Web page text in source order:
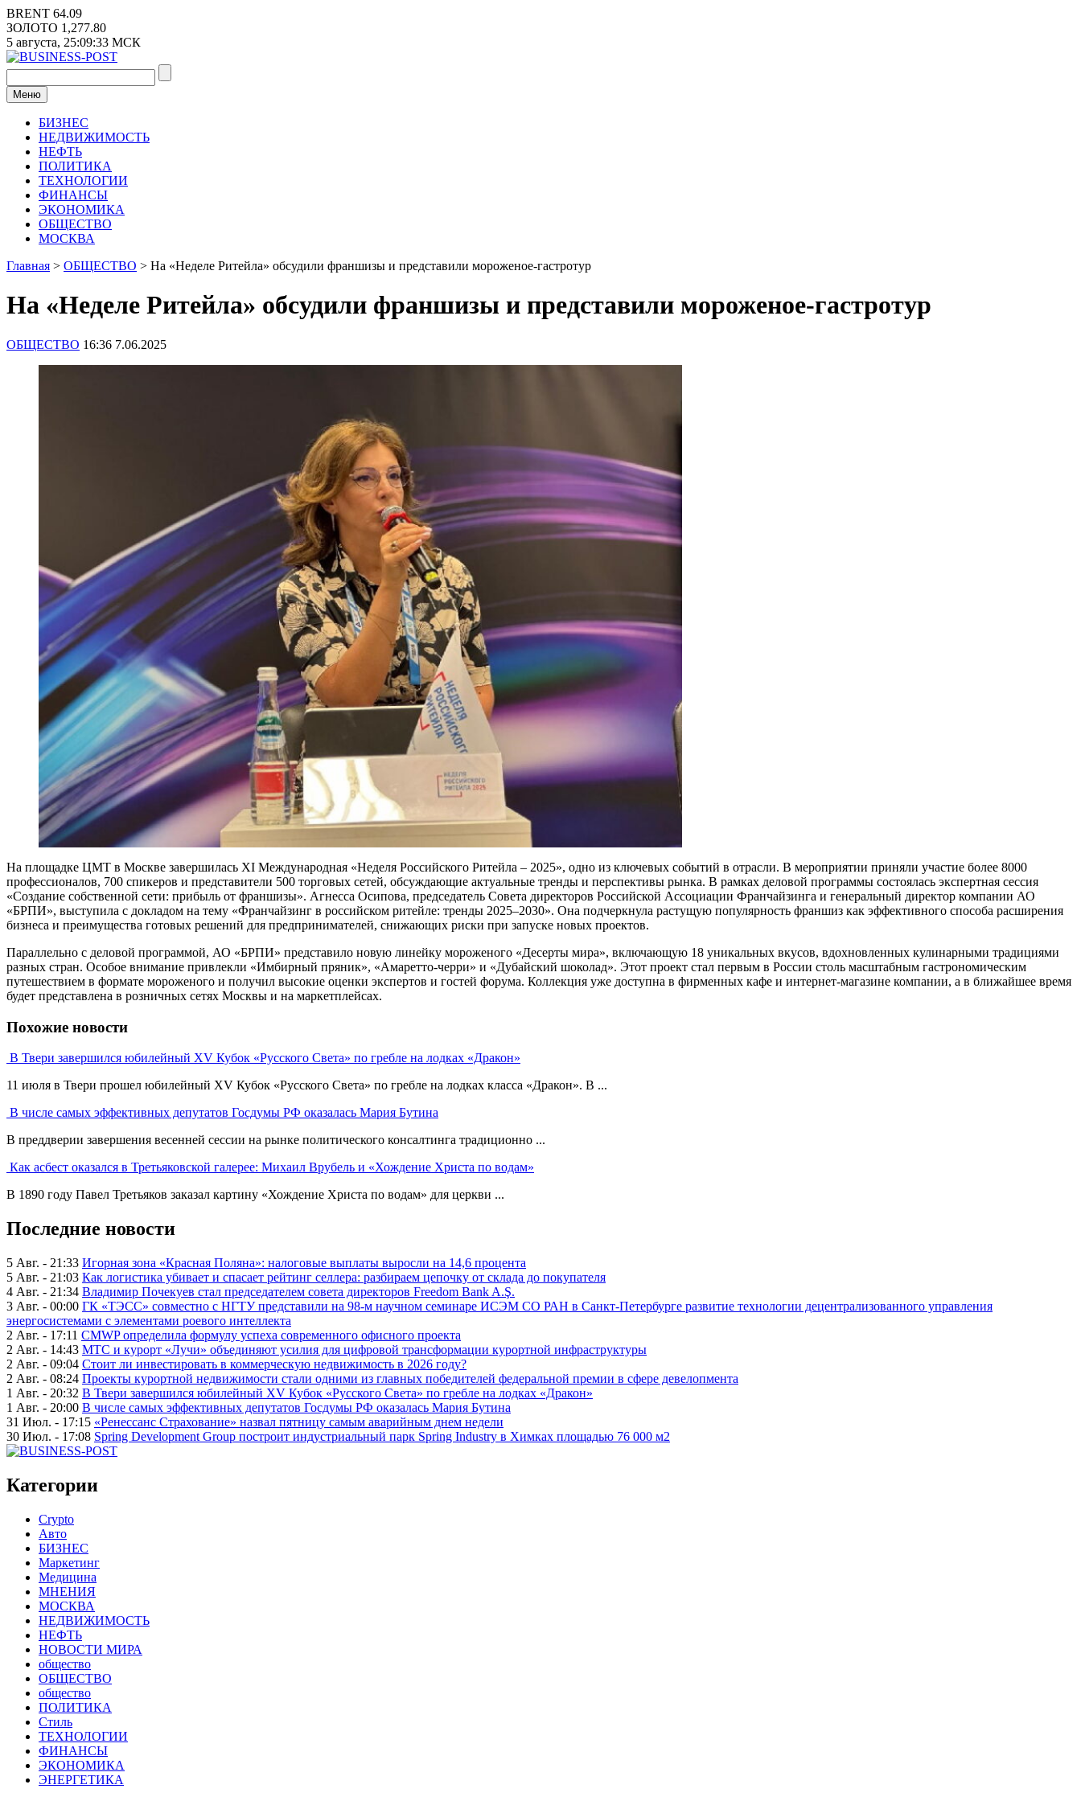
Перейти
к
содержимому
BRENT 64.09
ЗОЛОТО 1,277.80
5 августа, 25:09:34 МСК
Меню
БИЗНЕС
НЕДВИЖИМОСТЬ
НЕФТЬ
ПОЛИТИКА
ТЕХНОЛОГИИ
ФИНАНСЫ
ЭКОНОМИКА
ОБЩЕСТВО
МОСКВА
Главная > ОБЩЕСТВО > На «Неделе Ритейла» обсудили франшизы и представили мороженое-гастротур
На «Неделе Ритейла» обсудили франшизы и представили мороженое-гастротур
ОБЩЕСТВО 16:36 7.06.2025
На площадке ЦМТ в Москве завершилась XI Международная «Неделя Российского Ритейла – 2025», одно из ключевых событий в отрасли. В мероприятии приняли участие более 8000
профессионалов, 700 спикеров и представители 500 торговых сетей, обсуждающие актуальные тренды и перспективы рынка. В рамках деловой программы состоялась экспертная сессия
«Создание собственной сети: прибыль от франшизы». Агнесса Осипова, председатель Совета директоров Российской Ассоциации Франчайзинга и генеральный директор компании АО
«БРПИ», выступила с докладом на тему «Франчайзинг в российском ритейле: тренды 2025–2030». Она подчеркнула растущую популярность франшиз как эффективного способа расширения
бизнеса и преимущества готовых решений для предпринимателей, снижающих риски при запуске новых проектов.
Параллельно с деловой программой, АО «БРПИ» представило новую линейку мороженого «Десерты мира», включающую 18 уникальных вкусов, вдохновленных кулинарными традициями
разных стран. Особое внимание привлекли «Имбирный пряник», «Амаретто-черри» и «Дубайский шоколад». Этот проект стал первым в России столь масштабным гастрономическим
путешествием в формате мороженого и получил высокие оценки экспертов и гостей форума. Коллекция уже доступна в фирменных кафе и интернет-магазине компании, а в ближайшее время
будет представлена в розничных сетях Москвы и на маркетплейсах.
Похожие новости
В Твери завершился юбилейный XV Кубок «Русского Света» по гребле на лодках «Дракон»
11 июля в Твери прошел юбилейный XV Кубок «Русского Света» по гребле на лодках класса «Дракон». В ...
В числе самых эффективных депутатов Госдумы РФ оказалась Мария Бутина
В преддверии завершения весенней сессии на рынке политического консалтинга традиционно ...
Как асбест оказался в Третьяковской галерее: Михаил Врубель и «Хождение Христа по водам»
В 1890 году Павел Третьяков заказал картину «Хождение Христа по водам» для церкви ...
Последние новости
5 Авг. - 21:33 Игорная зона «Красная Поляна»: налоговые выплаты выросли на 14,6 процента
5 Авг. - 21:03 Как логистика убивает и спасает рейтинг селлера: разбираем цепочку от склада до покупателя
4 Авг. - 21:34 Владимир Почекуев стал председателем совета директоров Freedom Bank A.Ş.
3 Авг. - 00:00 ГК «ТЭСС» совместно с НГТУ представили на 98-м научном семинаре ИСЭМ СО РАН в Санкт-Петербурге развитие технологии децентрализованного управления
энергосистемами с элементами роевого интеллекта
2 Авг. - 17:11 CMWP определила формулу успеха современного офисного проекта
2 Авг. - 14:43 МТС и курорт «Лучи» объединяют усилия для цифровой трансформации курортной инфраструктуры
2 Авг. - 09:04 Стоит ли инвестировать в коммерческую недвижимость в 2026 году?
2 Авг. - 08:24 Проекты курортной недвижимости стали одними из главных победителей федеральной премии в сфере девелопмента
1 Авг. - 20:32 В Твери завершился юбилейный XV Кубок «Русского Света» по гребле на лодках «Дракон»
1 Авг. - 20:00 В числе самых эффективных депутатов Госдумы РФ оказалась Мария Бутина
31 Июл. - 17:15 «Ренессанс Страхование» назвал пятницу самым аварийным днем недели
30 Июл. - 17:08 Spring Development Group построит индустриальный парк Spring Industry в Химках площадью 76 000 м2
Категории
Crypto
Авто
БИЗНЕС
Маркетинг
Медицина
МНЕНИЯ
МОСКВА
НЕДВИЖИМОСТЬ
НЕФТЬ
НОВОСТИ МИРА
общество
ОБЩЕСТВО
общество
ПОЛИТИКА
Стиль
ТЕХНОЛОГИИ
ФИНАНСЫ
ЭКОНОМИКА
ЭНЕРГЕТИКА